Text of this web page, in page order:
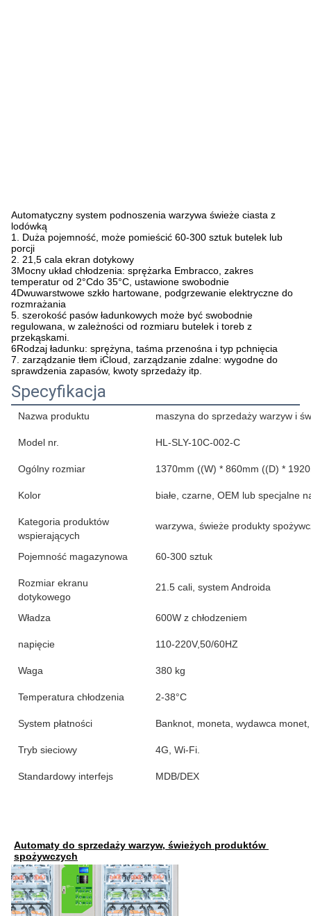
Automatyczny system podnoszenia warzywa świeże ciasta z
lodówką
1. Duża pojemność, może pomieścić 60-300 sztuk butelek lub
porcji
2. 21,5 cala ekran dotykowy
3Mocny układ chłodzenia: sprężarka Embracco, zakres
temperatur od 2°Cdo 35°C, ustawione swobodnie
4Dwuwarstwowe szkło hartowane, podgrzewanie elektryczne do
rozmrażania
5. szerokość pasów ładunkowych może być swobodnie
regulowana, w zależności od rozmiaru butelek i toreb z
przekąskami.
6Rodzaj ładunku: sprężyna, taśma przenośna i typ pchnięcia
7. zarządzanie tłem iCloud, zarządzanie zdalne: wygodne do
sprawdzenia zapasów, kwoty sprzedaży itp.
Specyfikacja
Nazwa produktu maszyna do sprzedaży warzyw i
Model nr. HL-SLY-10C-002-C
Ogólny rozmiar 1370mm ((W) * 860mm ((D) *
Kolor białe, czarne, OEM lub specjalne
Kategoria produktów
wspierających
warzywa, świeże produkty
Pojemność magazynowa 60-300 sztuk
Rozmiar ekranu
dotykowego
21.5 cali, system Androida
Władza 600W z chłodzeniem
napięcie 110-220V,50/60HZ
Waga 380 kg
Temperatura chłodzenia 2-38°C
System płatności Banknot, moneta, wydawca
Tryb sieciowy 4G, Wi-Fi.
Standardowy interfejs MDB/DEX
Automaty do sprzedaży warzyw, świeżych produktów
spożywczych